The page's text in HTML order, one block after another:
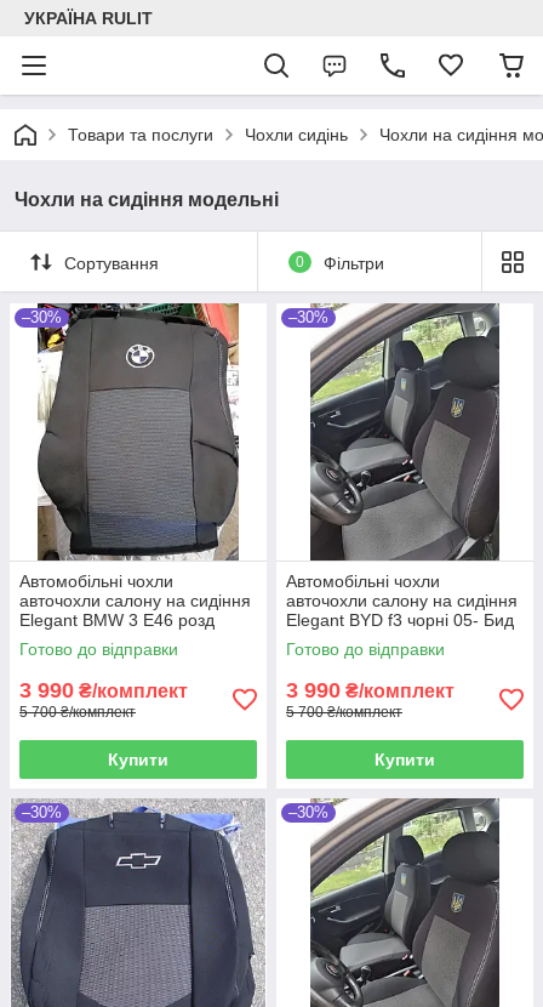
УКРАЇНА RULIT
Товари та послуги Чохли сидінь Чохли на сидіння
Чохли на сидіння модельні
Сортування 0 Фільтри
–30%
Автомобільні чохли
авточохли салону на сидіння
Elegant BMW 3 E46 розд
чорні 98-06 БМВ 3
Готово до відправки
3 990 ₴/комплект
5 700 ₴/комплект
Купити
–30%
Автомобільні чохли
авточохли салону на сидіння
Elegant BYD f3 чорні 05- Бид
Ф3
Готово до відправки
3 990 ₴/комплект
5 700 ₴/комплект
Купити
–30% –30%